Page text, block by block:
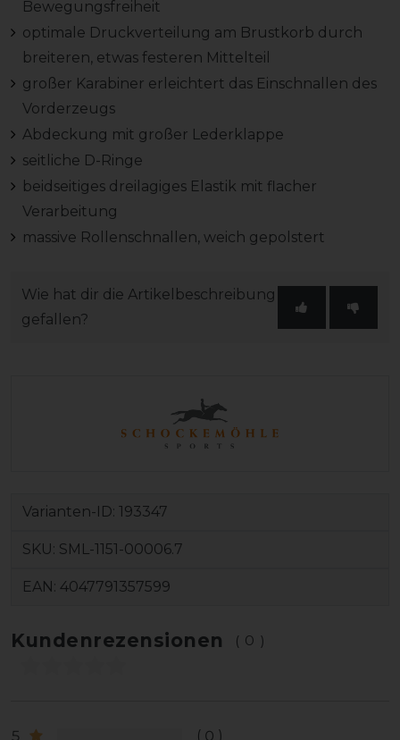
Bewegungsfreiheit
optimale Druckverteilung am Brustkorb durch
breiteren, etwas festeren Mittelteil
großer Karabiner erleichtert das Einschnallen des
Vorderzeugs
Abdeckung mit großer Lederklappe
seitliche D-Ringe
beidseitiges dreilagiges Elastik mit flacher
Verarbeitung
massive Rollenschnallen, weich gepolstert
Wie hat dir die Artikelbeschreibung
gefallen?
Varianten-ID: 193347
SKU: SML-1151-00006.7
EAN: 4047791357599
Kundenrezensionen (0)
5
0